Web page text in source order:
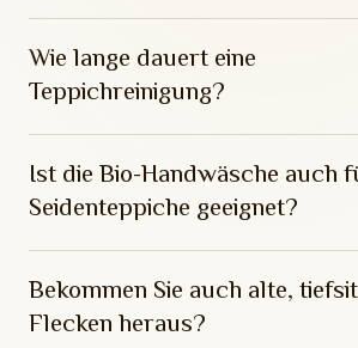
Wie lange dauert eine
Teppichreinigung?
Ist die Bio-Handwäsche auch
Seidenteppiche geeignet?
Bekommen Sie auch alte,
Flecken heraus?